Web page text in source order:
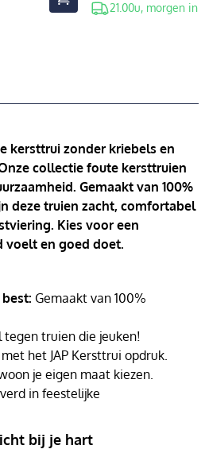
21.00u, morgen in
kersttrui zonder kriebels en
collectie foute kersttruien
Gemaakt van 100%
deze truien zacht, comfortabel
Kies voor een
voelt en goed doet.
Gemaakt van 100%
tegen truien die jeuken!
het JAP Kersttrui opdruk.
je eigen maat kiezen.
in feestelijke
bij je hart